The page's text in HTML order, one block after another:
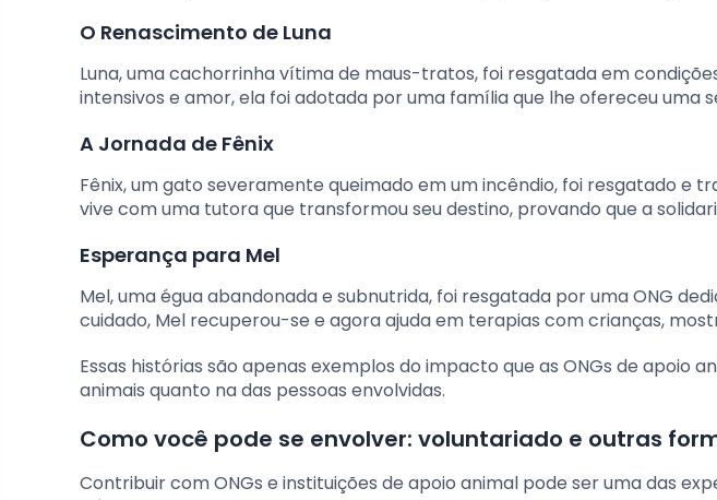
O Renascimento de Luna
Luna, uma cachorrinha vítima de maus-tratos, foi resgatada em
intensivos e amor, ela foi adotada por uma família que lhe ofereceu uma
A Jornada de Fênix
Fênix, um gato severamente queimado em um incêndio, foi resgatado e
vive com uma tutora que transformou seu destino, provando que a
Esperança para Mel
Mel, uma égua abandonada e subnutrida, foi resgatada por uma ONG
cuidado, Mel recuperou-se e agora ajuda em terapias com crianças,
Essas histórias são apenas exemplos do impacto que as ONGs de apoio
animais quanto na das pessoas envolvidas.
Como você pode se envolver: voluntariado e outras
Contribuir com ONGs e instituições de apoio animal pode ser uma das